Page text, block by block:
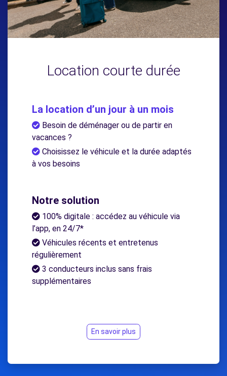
Location courte durée
La location d’un jour à un mois
Besoin de déménager ou de partir en
vacances ?
Choisissez le véhicule et la durée adaptés
à vos besoins
Notre solution
100% digitale : accédez au véhicule via
l’app, en 24/7*
Véhicules récents et entretenus
régulièrement
3 conducteurs inclus sans frais
supplémentaires
En savoir plus